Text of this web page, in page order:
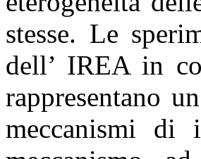
stesse. Le
dell’ IREA in
rappresentano
meccanismi di